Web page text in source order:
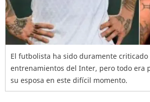
El futbolista ha sido duramente
entrenamientos del Inter, pero todo era
su esposa en este difícil momento.